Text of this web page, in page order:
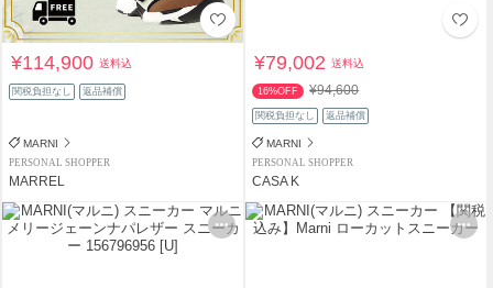
¥114,900送料込
関税負担なし 返品補償
MARNI
PERSONAL SHOPPER
MARREL
¥79,002送料込
16%OFF ¥94,600
関税負担なし 返品補償
MARNI
PERSONAL SHOPPER
CASA K